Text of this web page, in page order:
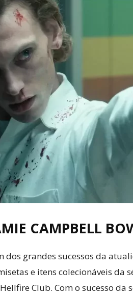
Pop!
CAMPBELL
dos grandes sucessos da
e itens colecionáveis
Club. Com o sucesso